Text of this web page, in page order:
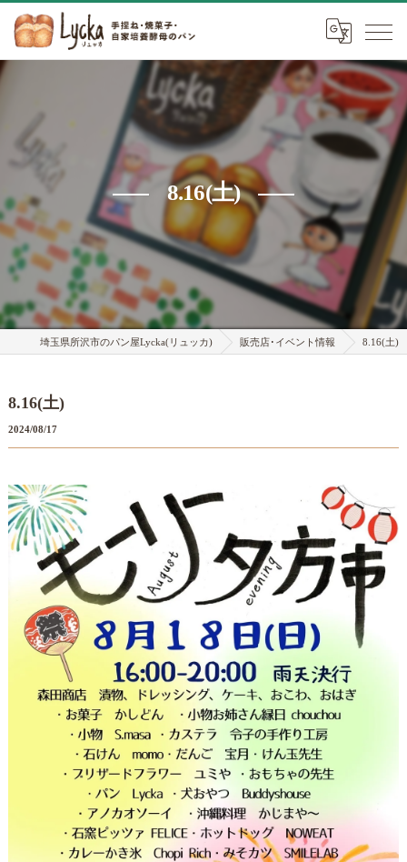
8.16(土)
埼玉県所沢市のパン屋Lycka(リュッカ) 販売店･イベント情報 8.16(土)
8.16(土)
2024/08/17